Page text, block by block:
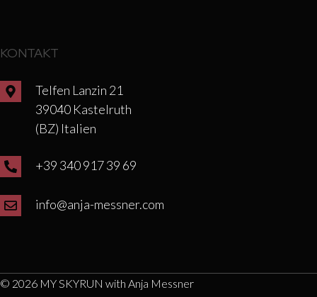
KONTAKT
Telfen Lanzin 21
39040 Kastelruth
(BZ) Italien
+39 340 917 39 69
info@anja-messner.com
© 2026 MY SKYRUN with Anja Messner